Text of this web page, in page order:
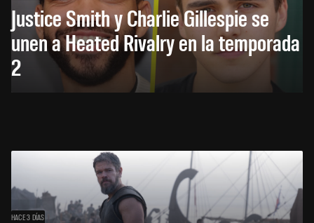
Justice Smith y Charlie Gillespie se
unen a Heated Rivalry en la temporada
2
HACE 3 DÍAS